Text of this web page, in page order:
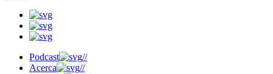
Podcast
//
Acerca
//